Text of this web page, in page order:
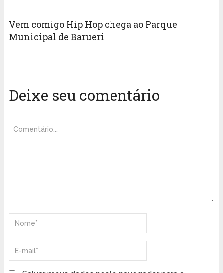
Vem comigo Hip Hop chega ao Parque
Municipal de Barueri
Deixe seu comentário